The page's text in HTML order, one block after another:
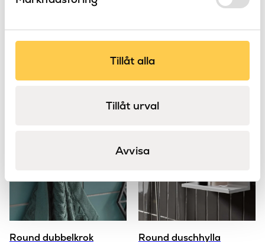
Tillåt alla
Tillåt urval
Avvisa
Round
Limbart monteringskit
Round
Round dubbelkrok Round duschhylla